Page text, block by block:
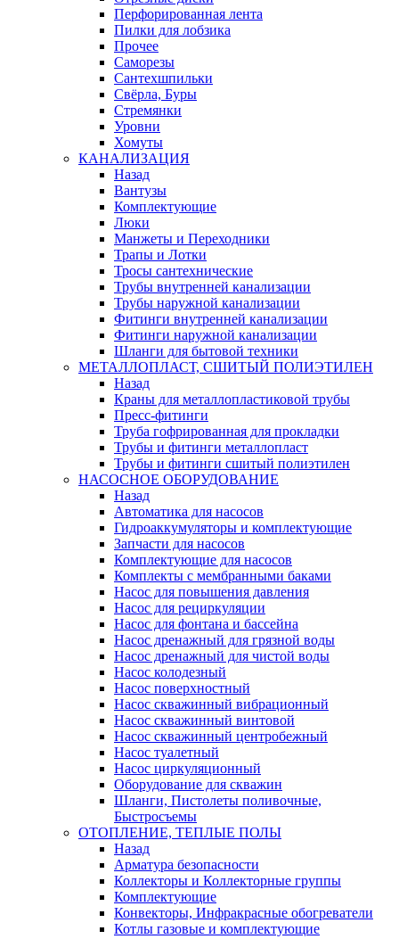
Перфорированная лента
Пилки для лобзика
Прочее
Саморезы
Сантехшпильки
Свёрла, Буры
Стремянки
Уровни
Хомуты
КАНАЛИЗАЦИЯ
Назад
Вантузы
Комплектующие
Люки
Манжеты и Переходники
Трапы и Лотки
Тросы сантехнические
Трубы внутренней канализации
Трубы наружной канализации
Фитинги внутренней канализации
Фитинги наружной канализации
Шланги для бытовой техники
МЕТАЛЛОПЛАСТ, СШИТЫЙ ПОЛИЭТИЛЕН
Назад
Краны для металлопластиковой трубы
Пресс-фитинги
Труба гофрированная для прокладки
Трубы и фитинги металлопласт
Трубы и фитинги сшитый полиэтилен
НАСОСНОЕ ОБОРУДОВАНИЕ
Назад
Автоматика для насосов
Гидроаккумуляторы и комплектующие
Запчасти для насосов
Комплектующие для насосов
Комплекты с мембранными баками
Насос для повышения давления
Насос для рециркуляции
Насос для фонтана и бассейна
Насос дренажный для грязной воды
Насос дренажный для чистой воды
Насос колодезный
Насос поверхностный
Насос скважинный вибрационный
Насос скважинный винтовой
Насос скважинный центробежный
Насос туалетный
Насос циркуляционный
Оборудование для скважин
Шланги, Пистолеты поливочные,
Быстросъемы
ОТОПЛЕНИЕ, ТЕПЛЫЕ ПОЛЫ
Назад
Арматура безопасности
Коллекторы и Коллекторные группы
Комплектующие
Конвекторы, Инфракрасные обогреватели
Котлы газовые и комплектующие